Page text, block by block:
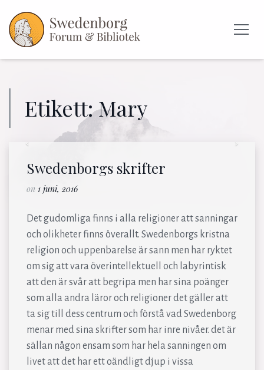
Etikett:Mary
Swedenborgs skrifter
on 1 juni, 2016
Det gudomliga finns i alla religioner att sanningar
och olikheter finns överallt. Swedenborgs kristna
religion och uppenbarelse är sann men har ryktet
om sig att vara överintellektuell och labyrintisk
att den är svår att begripa men har sina poänger
som alla andra läror och religioner det gäller att
ta sig till dess centrum och förstå vad Swedenborg
menar med sina skrifter som har inre nivåer. det är
sällan någon ensam som har hela sanningen om
livet att det har ett oändligt djup i vissa